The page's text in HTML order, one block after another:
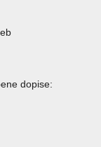
dopise: